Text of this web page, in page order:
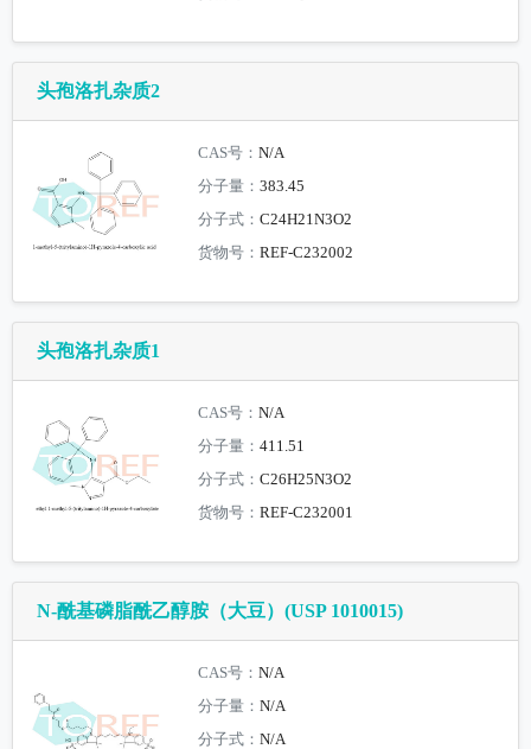
头孢洛扎杂质2
CAS号：N/A
分子量：383.45
分子式：C24H21N3O2
货物号：REF-C232002
头孢洛扎杂质1
CAS号：N/A
分子量：411.51
分子式：C26H25N3O2
货物号：REF-C232001
N-酰基磷脂酰乙醇胺（大豆）(USP 1010015)
CAS号：N/A
分子量：N/A
分子式：N/A